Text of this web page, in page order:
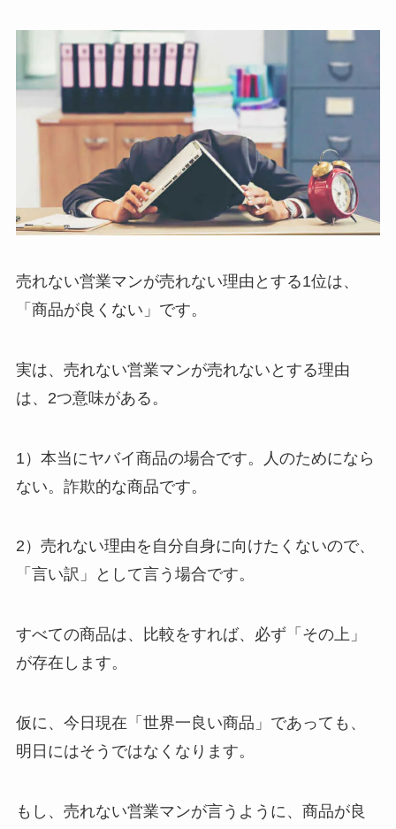
売れない営業マンが売れない理由とする1位は、
「商品が良くない」です。
実は、売れない営業マンが売れないとする理由
は、2つ意味がある。
1）本当にヤバイ商品の場合です。人のためになら
ない。詐欺的な商品です。
2）売れない理由を自分自身に向けたくないので、
「言い訳」として言う場合です。
すべての商品は、比較をすれば、必ず「その上」
が存在します。
仮に、今日現在「世界一良い商品」であっても、
明日にはそうではなくなります。
もし、売れない営業マンが言うように、商品が良